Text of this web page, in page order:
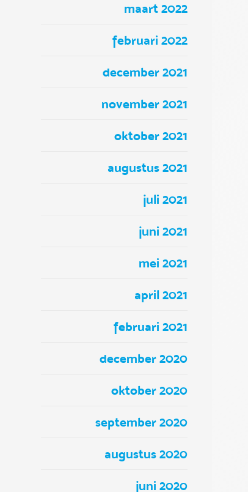
maart 2022
februari 2022
december 2021
november 2021
oktober 2021
augustus 2021
juli 2021
juni 2021
mei 2021
april 2021
februari 2021
december 2020
oktober 2020
september 2020
augustus 2020
juni 2020